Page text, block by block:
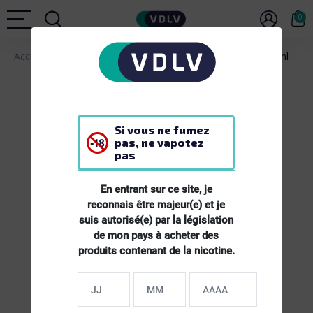
Si vous ne fumez
pas, ne vapotez
pas
En entrant sur ce site, je
reconnais être majeur(e) et je
suis autorisé(e) par la législation
de mon pays à acheter des
produits contenant de la nicotine.
0
Accueil E-LIQUIDES E-liquide Menthe Chlorophylle - 10ml